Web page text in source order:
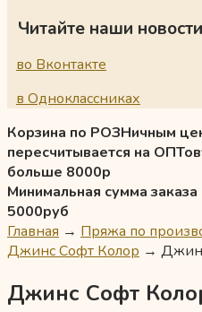
Читайте наши
во Вконтакте
в Одноклассниках
Корзина по РОЗНичным
пересчитывается на
больше 8000р
Минимальная сумма
5000руб
Главная → Пряжа по
Джинс Софт Колор →
Джинс Софт